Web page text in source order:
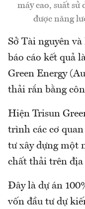
máy cao, suất
được năng
Sở Tài nguyên
báo cáo kết quả
Green Energy
thải rắn bằng
Hiện Trisun
trình các cơ
tư xây dựng một
chất thải trên địa
Đây là dự án
vốn đầu tư dự